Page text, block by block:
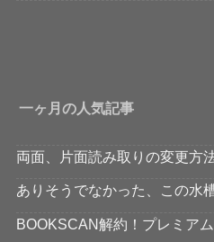
一ヶ月の人気記事
両面、片面読み取りの変更
ありそうでなかった、この水
BOOKSCAN解約！プレミア